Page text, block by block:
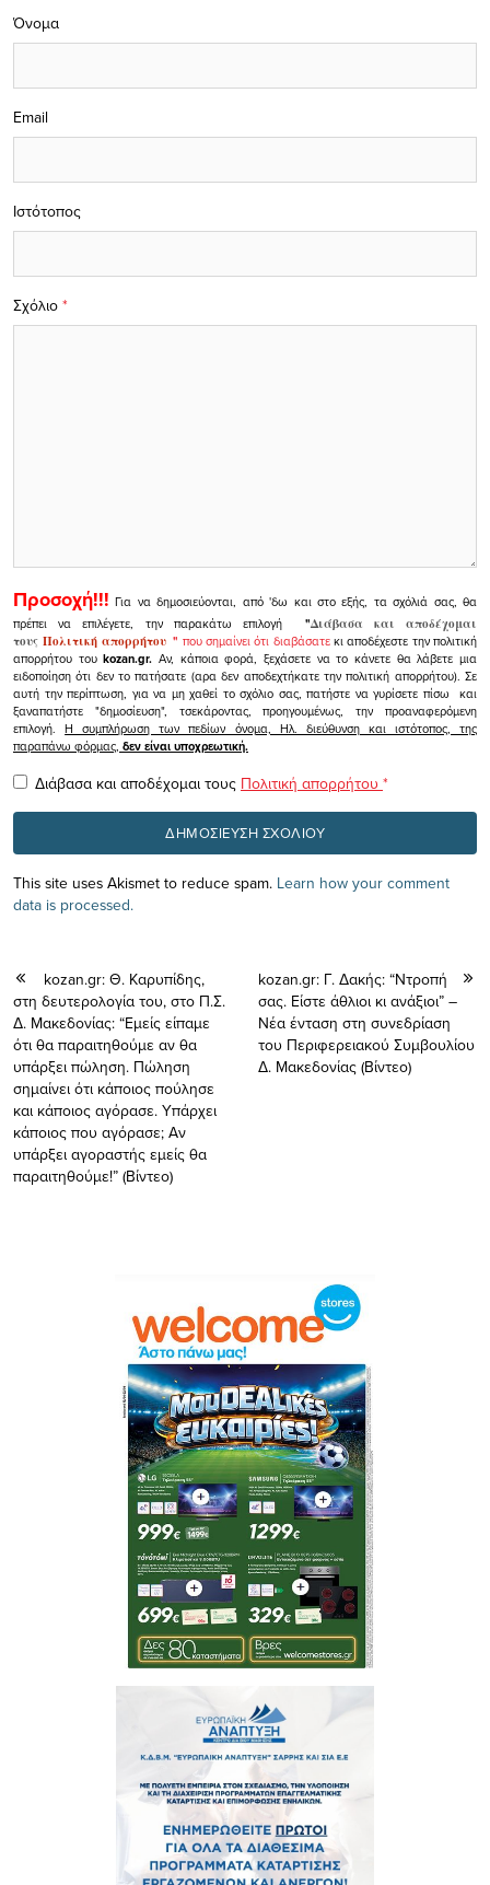
Σχόλιο *
Όνομα
Email
Ιστότοπος
Προσοχή!!! Για να δημοσιεύονται, από 'δω και στο εξής, τα σχόλιά σας, θα
πρέπει να επιλέγετε, την παρακάτω επιλογή
"Διάβασα και αποδέχομαι
τουςΠολιτική απορρήτου" που σημαίνει ότι διαβάσατεκι αποδέχεστε την πολιτική
απορρήτου τουkozan.gr. Αν, κάποια φορά, ξεχάσετε να το κάνετε θα λάβετε μια
ειδοποίηση ότι δεν το πατήσατε (αρα δεν αποδεχτήκατε την πολιτική απορρήτου). Σε
αυτή την περίπτωση, για να μη χαθεί το σχόλιο σας, πατήστε να γυρίσετε πίσω και
ξαναπατήστε "δημοσίευση", τσεκάροντας, προηγουμένως, την προαναφερόμενη
επιλογή.Η συμπλήρωση των πεδίων όνομα, Ηλ. διεύθυνση και ιστότοπος, της
παραπάνω φόρμας, δεν είναι υποχρεωτική.
Διάβασα και αποδέχομαι τους Πολιτική απορρήτου *
This site uses Akismet to reduce spam. Learn how your comment
data is processed.
kozan.gr: Θ. Καρυπίδης,
στη δευτερολογία του, στο Π.Σ.
Δ. Μακεδονίας: “Eμείς είπαμε
ότι θα παραιτηθούμε αν θα
υπάρξει πώληση. Πώληση
σημαίνει ότι κάποιος πούλησε
και κάποιος αγόρασε. Υπάρχει
κάποιος που αγόρασε; Αν
υπάρξει αγοραστής εμείς θα
παραιτηθούμε!” (Βίντεο)
kozan.gr: Γ. Δακής: “Nτροπή
σας. Είστε άθλιοι κι ανάξιοι” –
Νέα ένταση στη συνεδρίαση
του Περιφερειακού Συμβουλίου
Δ. Μακεδονίας (Bίντεο)